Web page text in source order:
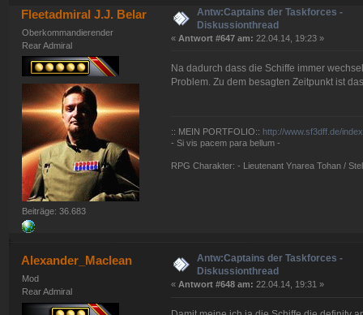
Fleetadmiral J.J. Belar
Oberkommandierender
Rear Admiral
Beiträge: 36.683
Antw:Captains der Taskforces -
Diskussionthread
« Antwort #647 am: 22.04.14, 19:23 »
Na dadurch dass die Schiffe immer
Problem. Zu dem besagten Zeitpunkt ist
:: MEIN PORTFOLIO:: http://www.sf3dff.de/
- Si vis pacem para bellum -
RPG Charakter: - Lieutenant Ynarea Tohan /
Alexander_Maclean
Mod
Rear Admiral
Antw:Captains der Taskforces -
Diskussionthread
« Antwort #648 am: 22.04.14, 19:31 »